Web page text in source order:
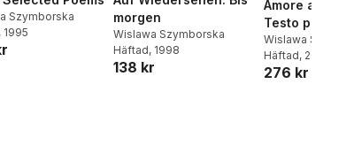
Szymborska
, 1995
morgen
Wislawa Szymborska
Häftad, 1998
138 kr
Amore a
Testo
fronte
Wislawa
Häftad, 2017
276 kr